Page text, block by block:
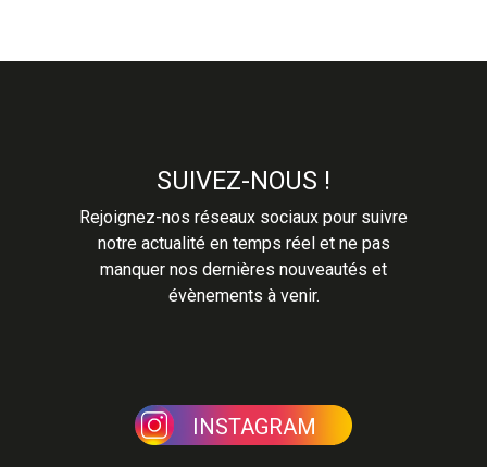
SUIVEZ-NOUS !
Rejoignez-nos réseaux sociaux pour suivre
notre actualité en temps réel et ne pas
manquer nos dernières nouveautés et
évènements à venir.
INSTAGRAM